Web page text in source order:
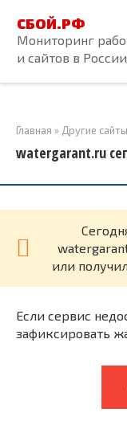
контенту
СБОЙ.РФ
Мониторинг
и сайтов в России
Главная » Другие сайты
watergarant.ru
или
Если сервис
зафиксировать